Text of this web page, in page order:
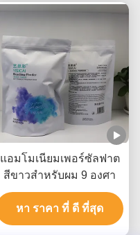
แอมโมเนียมเพอร์ซัลฟาต
สีขาวสําหรับผม 9 องศา
หา ราคา ที่ ดี ที่สุด